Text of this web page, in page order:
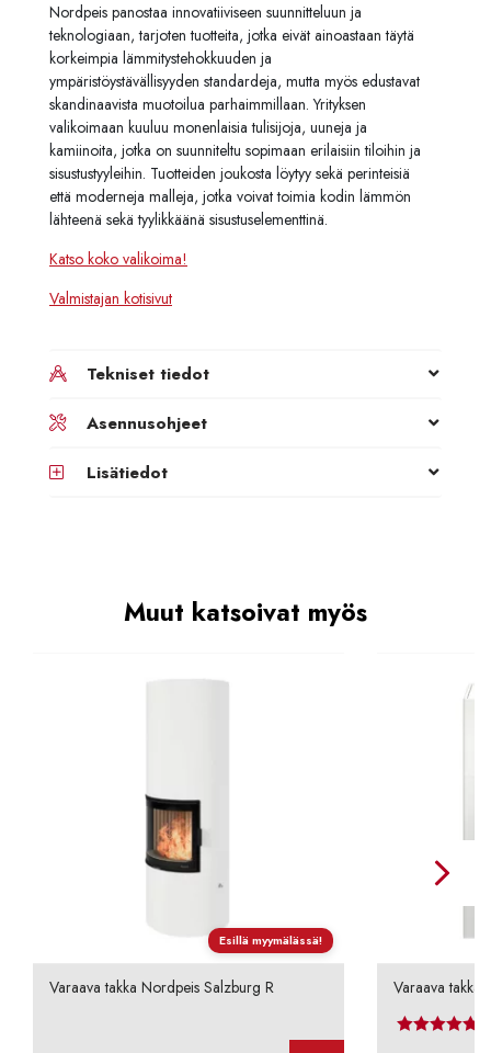
Nordpeis panostaa innovatiiviseen suunnitteluun ja
teknologiaan, tarjoten tuotteita, jotka eivät ainoastaan täytä
korkeimpia lämmitystehokkuuden ja
ympäristöystävällisyyden standardeja, mutta myös edustavat
skandinaavista muotoilua parhaimmillaan. Yrityksen
valikoimaan kuuluu monenlaisia tulisijoja, uuneja ja
kamiinoita, jotka on suunniteltu sopimaan erilaisiin tiloihin ja
sisustustyyleihin. Tuotteiden joukosta löytyy sekä perinteisiä
että moderneja malleja, jotka voivat toimia kodin lämmön
lähteenä sekä tyylikkäänä sisustuselementtinä.
Katso koko valikoima!
Valmistajan kotisivut
Tekniset tiedot
Asennusohjeet
Lisätiedot
Muut katsoivat myös
Esillä myymälässä!
Varaava takka Nordpeis Salzburg R Varaava takka